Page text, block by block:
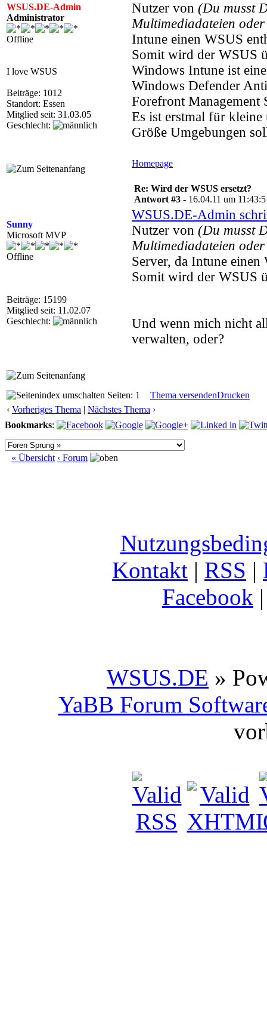
WSUS.DE-Admin
Administrator
Offline
I love WSUS
Beiträge: 1012
Standort: Essen
Mitglied seit: 31.03.05
Geschlecht:
Nutzer von (Du musst
Multimediadateien
Intune einen WSUS
Somit wird der WSUS
Windows Intune ist
Windows Defender
Forefront Management
Es ist erstmal für kleine
Größe Umgebungen
Homepage
Sunny
Microsoft MVP
Offline
Beiträge: 15199
Mitglied seit: 11.02.07
Geschlecht:
Re: Wird der WSUS ersetzt?
Antwort #3 - 16.04.11 um
WSUS.DE-Admin
Nutzer von (Du musst
Multimediadateien
Server, da Intune einen
Somit wird der WSUS
Und wenn mich nicht
verwalten, oder?
Seiten: 1 Thema versendenDrucken
‹ Vorheriges Thema | Nächstes Thema ›
Bookmarks:
« Übersicht ‹ Forum
Kontakt | RSS |
Facebook
WSUS.DE »
YaBB Forum